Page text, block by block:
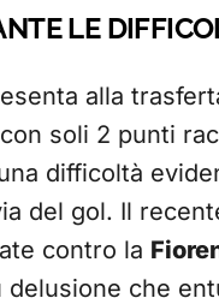
LE
alla
soli 2 punti
difficoltà
del gol. Il
contro la
delusione che